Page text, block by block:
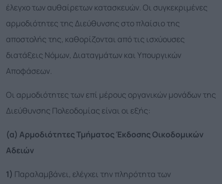
έλεγχο των αυθαίρετων κατασκευών. Οι συγκεκριμένες
αρμοδιότητες της Διεύθυνσης στο πλαίσιο της
αποστολής της, καθορίζονται από τις ισχύουσες
διατάξεις Νόμων, Διαταγμάτων και Υπουργικών
Αποφάσεων.
Οι αρμοδιότητες των επί μέρους οργανικών μονάδων της
Διεύθυνσης Πολεοδομίας είναι οι εξής:
(α) Αρμοδιότητες Τμήματος Έκδοσης Οικοδομικών
Αδειών
1) Παραλαμβάνει, ελέγχει την πληρότητα των